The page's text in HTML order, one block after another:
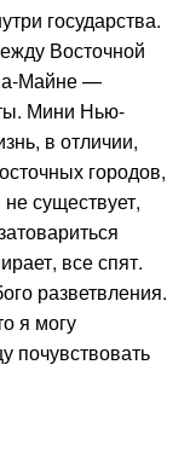
государства.
Восточной
Майне —
Мини Нью-
в отличии,
городов,
существует,
все спят.
разветвления.
я могу
почувствовать